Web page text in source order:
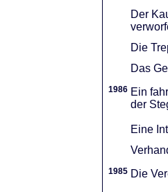
Der
Die
Das
1986 Ein
der
Eine
1985 Die